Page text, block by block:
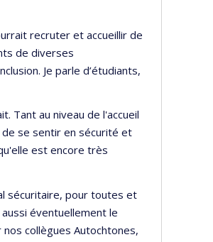
recruter et accueillir de
de diverses
Je parle d’étudiants,
Tant au niveau de l'accueil
de se sentir en sécurité et
est encore très
sécuritaire, pour toutes et
éventuellement le
collègues Autochtones,